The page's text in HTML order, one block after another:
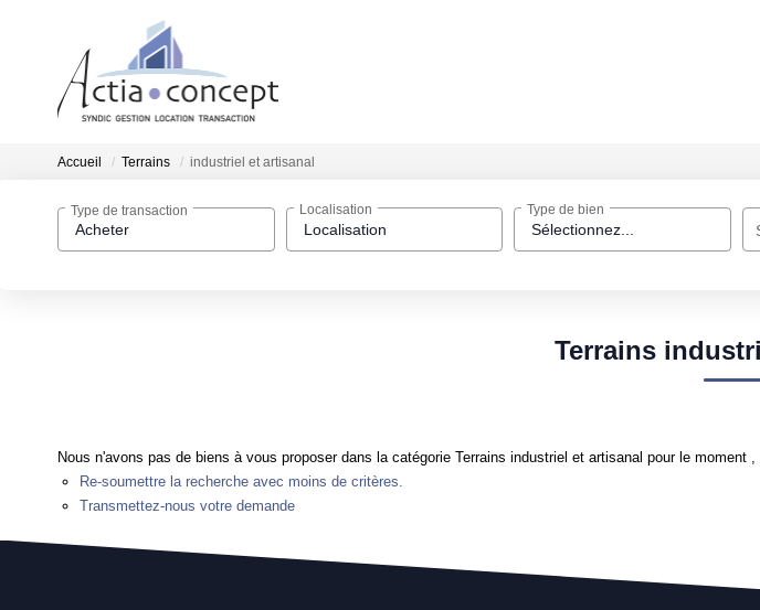
Accueil Terrains industriel et artisanal
Acheter
Type de transaction
Localisation
Localisation
Sélectionnez...
Type de bien
Terrains
Nous n'avons pas de biens à vous proposer dans la catégorie Terrains industriel et artisanal pour le moment
Re-soumettre la recherche avec moins de critères.
Transmettez-nous votre demande